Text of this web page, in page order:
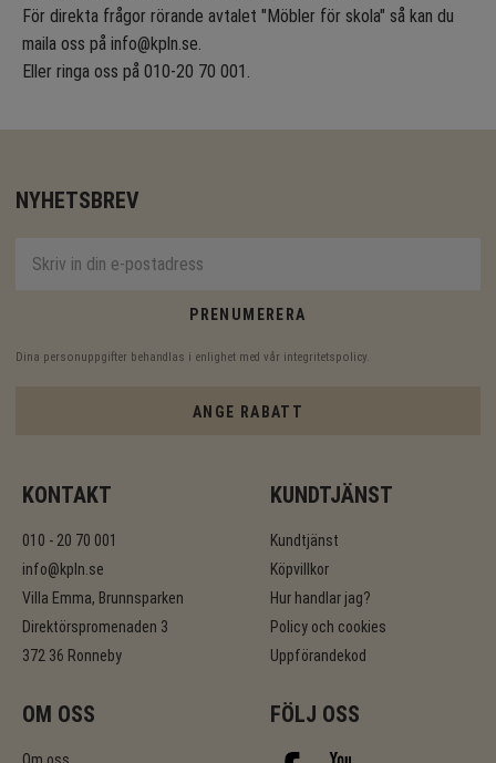
För direkta frågor rörande avtalet "Möbler för skola" så kan du
maila oss på info@kpln.se.
Eller ringa oss på 010-20 70 001.
NYHETSBREV
PRENUMERERA
Dina personuppgifter behandlas i enlighet med vår integritetspolicy
ANGE RABATT
KONTAKT
010 - 20 70 001
info@kpln.se
Villa Emma, Brunnsparken
Direktörspromenaden 3
372 36 Ronneby
KUNDTJÄNST
Kundtjänst
Köpvillkor
Hur handlar jag?
Policy och cookies
Uppförandekod
OM OSS
Om oss
FÖLJ OSS